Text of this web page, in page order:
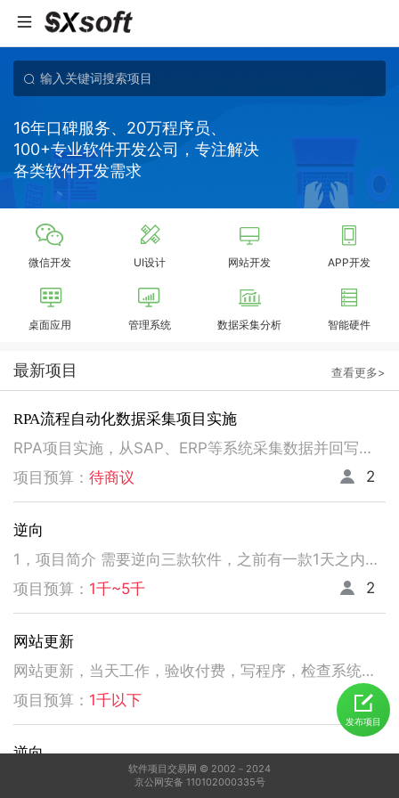
16年口碑服务、20万程序员、
100+专业软件开发公司，专注解决
各类软件开发需求
微信开发 UI设计 网站开发 APP开发
桌面应用 管理系统 数据采集分析 智能硬件
最新项目 查看更多>
RPA流程自动化数据采集项目实施
RPA项目实施，从SAP、ERP等系统采集数据并回写。请注意以下要求，不符合者请勿扰！ 1、熟悉掌握国内主流RPA设计实施，如弘玑、来也、艺赛旗等产品； 2、有大中型企业RPA流程设计、实施项目经验； 3、非远程、需要现场实施！！！！！！！
项目预算： 待商议 2
逆向
1，项目简介 需要逆向三款软件，之前有一款1天之内有人已经逆向出来，交付给我了。 2，功能需求 逆向出来后，不做任何功能改变，做加密授权就可以了三、人员要求 3，人员要求 精通逆向，做事速度快。不拖延项目进度，能保持实时交流，按时交付。 平台功能可正常使用，无明显bug。 提供项目源码
项目预算： 1千~5千 2
网站更新
网站更新，当天工作，验收付费，写程序，检查系统，更新资料库，按发现问题及时处理，写新的广州话A l软件
项目预算： 1千以下 5
逆向
发布项目
软件项目交易网 © 2002－2024
京公网安备 110102000335号